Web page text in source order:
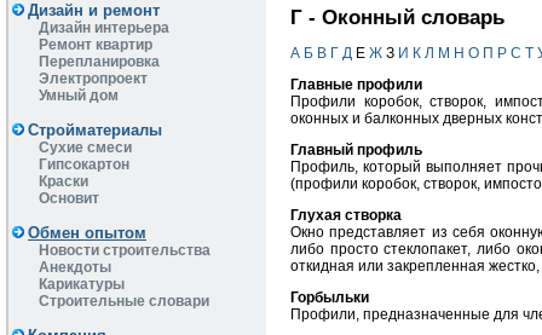
Дизайн и ремонт
Дизайн интерьера
Ремонт квартир
Перепланировка
Электропроект
Умный дом
Стройматериалы
Сухие смеси
Гипсокартон
Краски
Основит
Обмен опытом
Новости строительства
Анекдоты
Карикатуры
Строительные словари
Г - Оконный словарь
А Б В Г Д Е Ж З И К Л М Н О П Р С Т
Главные профили
Профили коробок, створок,
оконных и балконных дверных
Главный профиль
Профиль, который выполняет
(профили коробок, створок,
Глухая створка
Окно представляет из себя
либо просто стеклопакет, либо
откидная или закрепленная
Горбыльки
Профили, предназначенные для